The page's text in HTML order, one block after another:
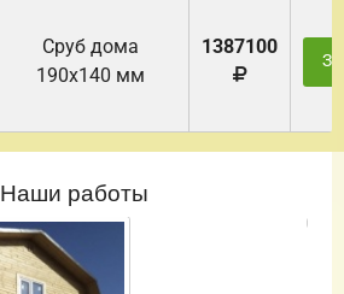
Cруб дома
190х140 мм
1387100
Наши работы